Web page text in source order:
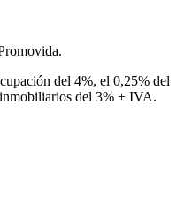
del 4%, el 0,25% del
del 3% + IVA.